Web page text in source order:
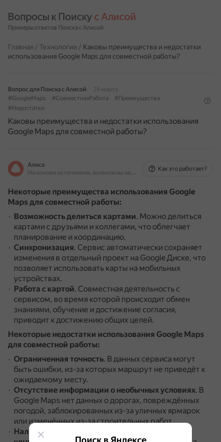
Вопросы к Поиску с Алисой
Примеры ответов Поиска с Алисой
Главная / Технологии / Каковы преимущества и недостатки
использования Google Maps для совместной работы?
Вопрос для Поиска с Алисой
24 марта
#GoogleMaps
#СовместнаяРабота
#Преимущества
#Недостатки
Каковы преимущества и недостатки использования
Google Maps для совместной работы?
Алиса
На основе источников, возможны неточности
Как это работает?
Некоторые преимущества использования Google
Maps для совместной работы:
Возможность делиться картами. Можно делиться
картами с друзьями и коллегами, что облегчает
планирование и координацию.
Синхронизация. Сервис автоматически сохраняет
изменения в отдельный проект на Google Диске, что
позволяет использовать карты на мобильных
устройствах.
Работа с картой. Совместная деятельность с
сервисом, во время которой происходит обмен
знаниями, обучение и достижение согласия,
приводит к достижению общих целей.
Некоторые недостатки использования Google Maps
для совместной работы:
Ограниченная точность. В данных сервиса могут
быть ошибки, из-за которых маршрут не приведёт к
ожидаемому месту.
Отсутствие информации о необычных условиях. В
Google Maps нет данных о дорогах, повреждённых
погодой, заблокированных из-за уличных ярмарок
или изменённых из-за строительных работ.
Наличие оскорбительного и шокирующего
Поиск в Яндексе